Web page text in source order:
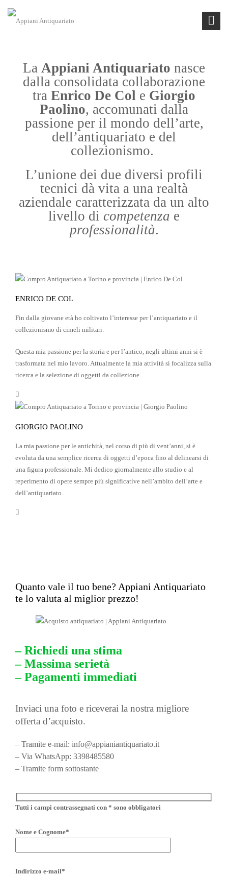
La Appiani Antiquariato nasce
dalla consolidata collaborazione
tra Enrico De Col e Giorgio
Paolino, accomunati dalla
passione per il mondo dell’arte,
dell’antiquariato e del
collezionismo.
L’unione dei due diversi profili
tecnici dà vita a una realtà
aziendale caratterizzata da un alto
livello di competenza e
professionalità.
ENRICO DE COL
Fin dalla giovane età ho coltivato l’interesse per l’antiquariato e il
collezionismo di cimeli militari.
Questa mia passione per la storia e per l’antico, negli ultimi anni si è
trasformata nel mio lavoro. Attualmente la mia attività si focalizza sulla
ricerca e la selezione di oggetti da collezione.
GIORGIO PAOLINO
La mia passione per le antichità, nel corso di più di vent’anni, si è
evoluta da una semplice ricerca di oggetti d’epoca fino al delinearsi di
una figura professionale. Mi dedico giornalmente allo studio e al
reperimento di opere sempre più significative nell’ambito dell’arte e
dell’antiquariato.
Quanto vale il tuo bene? Appiani Antiquariato
te lo valuta al miglior prezzo!
– Richiedi una stima
– Massima serietà
– Pagamenti immediati
Inviaci una foto e riceverai la nostra migliore
offerta d’acquisto.
– Tramite e-mail: info@appianiantiquariato.it
– Via WhatsApp: 3398485580
– Tramite form sottostante
Tutti i campi contrassegnati con * sono obbligatori
Nome e Cognome*
Indirizzo e-mail*